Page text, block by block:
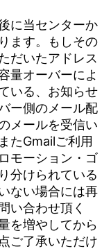
に当センターか
ます。もしその
だいたアドレス
量オーバーによ
いる、お知らせ
ー側のメール配
メールを受信い
たGmailご利用
モーション・ゴ
分けられている
ない場合には再
い合わせ頂く
を増やしてから
ご了承いただけ